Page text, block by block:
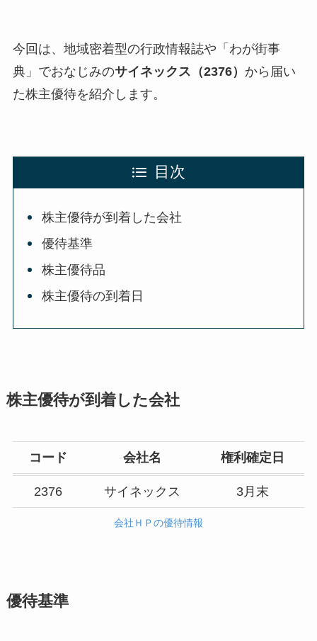
今回は、地域密着型の行政情報誌や「わが街事
典」でおなじみのサイネックス（2376） から届い
た株主優待を紹介します。
目次
株主優待が到着した会社
優待基準
株主優待品
株主優待の到着日
株主優待が到着した会社
コード 会社名 権利確定日
2376 サイネックス 3月末
会社ＨＰの優待情報
優待基準